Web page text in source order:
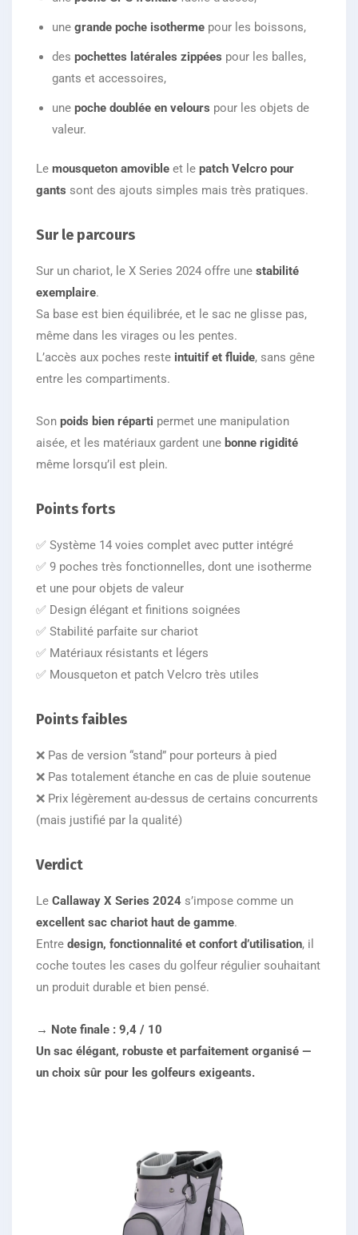
une grande poche isotherme pour les boissons,
des pochettes latérales zippées pour les balles,
gants et accessoires,
une poche doublée en velours pour les objets de
valeur.
Le mousqueton amovible et le patch Velcro pour
gants sont des ajouts simples mais très pratiques.
Sur le parcours
Sur un chariot, le X Series 2024 offre une stabilité
exemplaire.
Sa base est bien équilibrée, et le sac ne glisse pas,
même dans les virages ou les pentes.
L’accès aux poches reste intuitif et fluide, sans gêne
entre les compartiments.
Son poids bien réparti permet une manipulation
aisée, et les matériaux gardent une bonne rigidité
même lorsqu’il est plein.
Points forts
✅ Système 14 voies complet avec putter intégré
✅ 9 poches très fonctionnelles, dont une isotherme
et une pour objets de valeur
✅ Design élégant et finitions soignées
✅ Stabilité parfaite sur chariot
✅ Matériaux résistants et légers
✅ Mousqueton et patch Velcro très utiles
Points faibles
❌ Pas de version “stand” pour porteurs à pied
❌ Pas totalement étanche en cas de pluie soutenue
❌ Prix légèrement au-dessus de certains concurrents
(mais justifié par la qualité)
Verdict
Le Callaway X Series 2024 s’impose comme un
excellent sac chariot haut de gamme.
Entre design, fonctionnalité et confort d’utilisation, il
coche toutes les cases du golfeur régulier souhaitant
un produit durable et bien pensé.
→ Note finale : 9,4 / 10
Un sac élégant, robuste et parfaitement organisé —
un choix sûr pour les golfeurs exigeants.